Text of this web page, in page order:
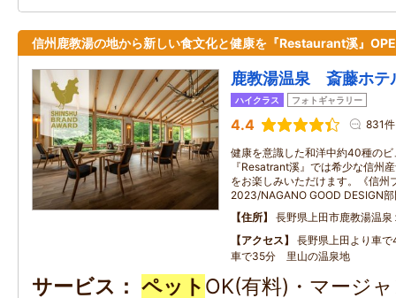
信州鹿教湯の地から新しい食文化と健康を『Restaurant溪』
鹿教湯温泉 斎藤ホテ
ハイクラス フォトギャラリー
4.4 831件
健康を意識した和洋中約40種の
『Resatrant溪』では希少な信州
をお楽しみいただけます。《信州
2023/NAGANO GOOD DESIGN
住所
長野県上田市鹿教湯温泉
アクセス
長野県上田より車
車で35分 里山の温泉地
サービス ペット OK(有料)・マージ